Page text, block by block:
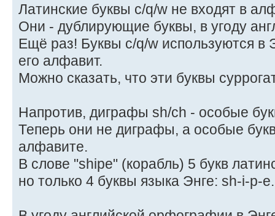
Латинские буквы c/q/w не входят в
Они - дублирующие буквы, в угоду
Ещё раз! Буквы c/q/w используются в
его алфавит.
Можно сказать, что эти буквы
Напротив, диграфы sh/ch - особые
Теперь они не диграфы, а особые
алфавите.
В слове "shipe" (корабль) 5 букв
но только 4 буквы языка Энге: sh-i-p-e.